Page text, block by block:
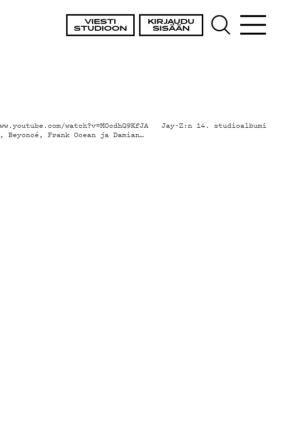
VIESTI
STUDIOON
KIRJAUDU
SISÄÄN
watch?v=MOcdhQ9KfJA Jay-Z:n 14. studioalbumi
Frank Ocean ja Damian…